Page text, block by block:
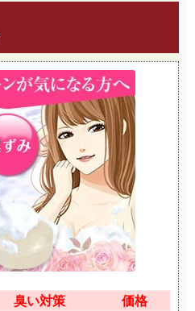
臭い対策
価格